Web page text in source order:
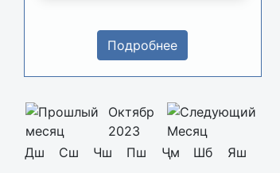
Подробнее
Октябр
2023
Дш
Сш Чш Пш Ҷм Шб
Яш